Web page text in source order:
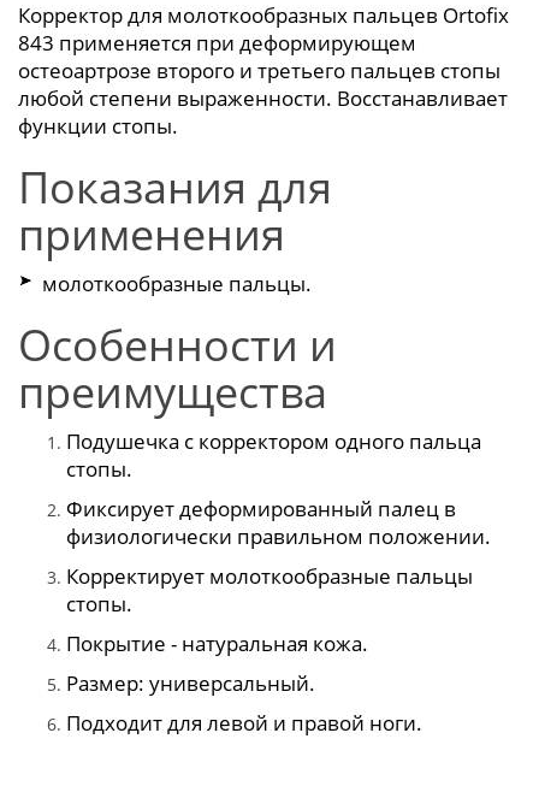
Корректор для молоткообразных пальцев Ortofix
843 применяется при деформирующем
остеоартрозе второго и третьего пальцев стопы
любой степени выраженности. Восстанавливает
функции стопы.
Показания для
применения
молоткообразные пальцы.
Особенности и
преимущества
Подушечка с корректором одного пальца
стопы.
Фиксирует деформированный палец в
физиологически правильном положении.
Корректирует молоткообразные пальцы
стопы.
Покрытие - натуральная кожа.
Размер: универсальный.
Подходит для левой и правой ноги.